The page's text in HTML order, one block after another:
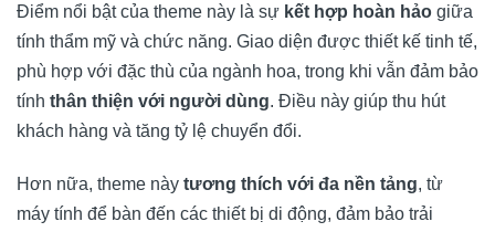
Điểm nổi bật của theme này là sự kết hợp hoàn hảo giữa
tính thẩm mỹ và chức năng. Giao diện được thiết kế tinh tế,
phù hợp với đặc thù của ngành hoa, trong khi vẫn đảm bảo
tính thân thiện với người dùng. Điều này giúp thu hút
khách hàng và tăng tỷ lệ chuyển đổi.
Hơn nữa, theme này tương thích với đa nền tảng, từ
máy tính để bàn đến các thiết bị di động, đảm bảo trải